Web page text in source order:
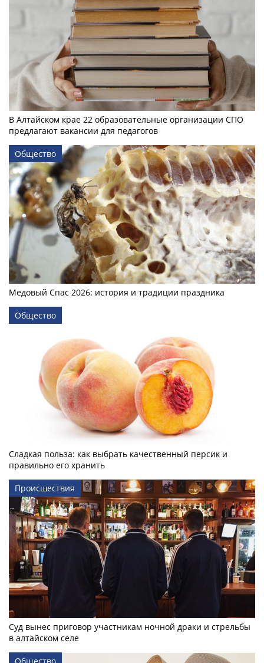
В Алтайском крае 22 образовательные организации СПО
предлагают вакансии для педагогов
Общество
Медовый Спас 2026: история и традиции праздника
Общество
Сладкая польза: как выбрать качественный персик и
правильно его хранить
Происшествия
Суд вынес приговор участникам ночной драки и стрельбы
в алтайском селе